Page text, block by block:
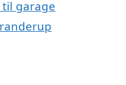
til garage